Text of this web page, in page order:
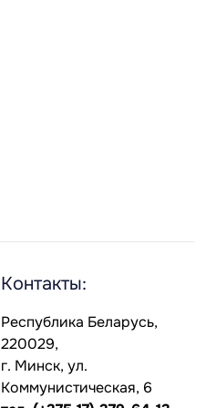
Контакты:
Республика Беларусь,
220029,
г. Минск, ул.
Коммунистическая, 6